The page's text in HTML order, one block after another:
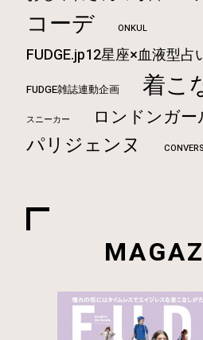
コーデ ONKUL
FUDGE.jp12星座×血液型占
FUDGE雑誌連動企画 着こ
スニーカー ロンドンガー
パリジェンヌ